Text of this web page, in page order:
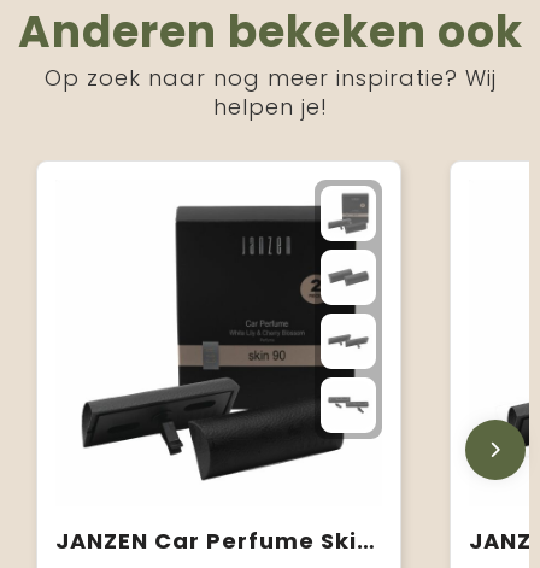
Anderen bekeken ook
Op zoek naar nog meer inspiratie? Wij
helpen je!
JANZEN Car Perfume Skin 90